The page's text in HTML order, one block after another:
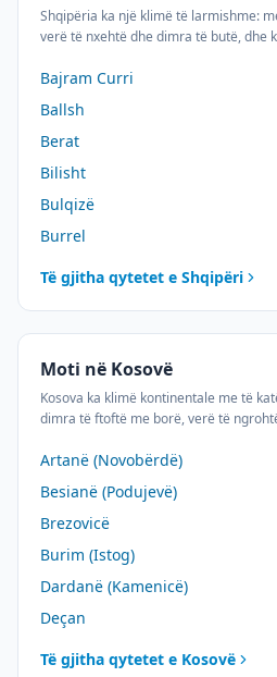
Shqipëria ka një klimë të larmishme:
verë të nxehtë dhe dimra të butë, dhe
ditor ju ndihmon të planifikoni
Bajram Curri
Ballsh
Berat
Bilisht
Bulqizë
Burrel
Të gjitha qytetet e Shqipëri
Moti në Kosovë
Kosova ka klimë kontinentale me të
dimra të ftoftë me borë, verë të
me borë të bollshme. Ndiqni
Artanë (Novobërdë)
Besianë (Podujevë)
Brezovicë
Burim (Istog)
Dardanë (Kamenicë)
Deçan
Të gjitha qytetet e Kosovë